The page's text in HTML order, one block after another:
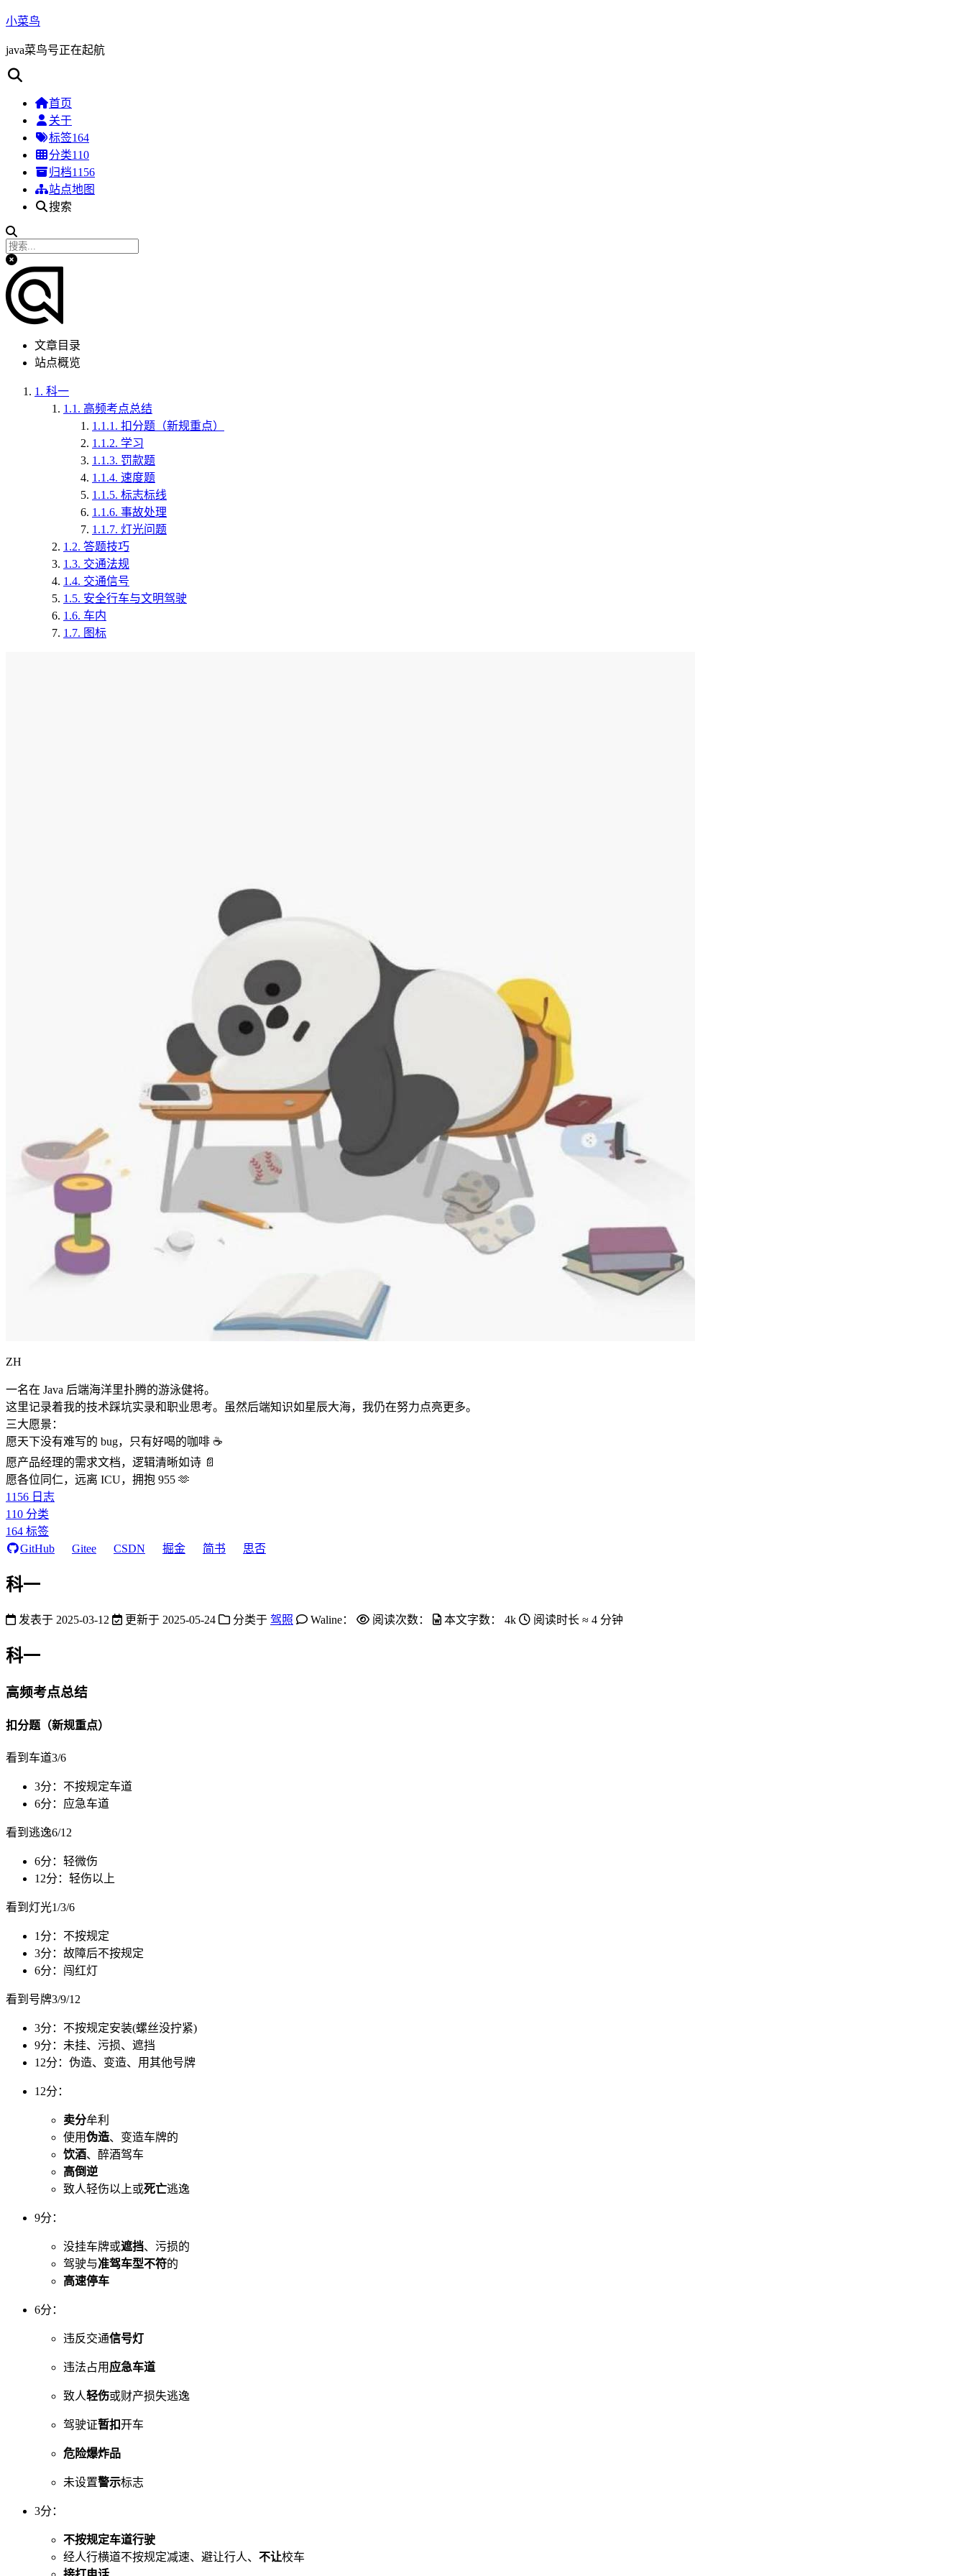
小菜鸟
java菜鸟号正在起航
首页
关于
标签164
分类110
归档1156
站点地图
搜索
文章目录
站点概览
1. 科一
1.1. 高频考点总结
1.1.1. 扣分题（新规重点）
1.1.2. 学习
1.1.3. 罚款题
1.1.4. 速度题
1.1.5. 标志标线
1.1.6. 事故处理
1.1.7. 灯光问题
1.2. 答题技巧
1.3. 交通法规
1.4. 交通信号
1.5. 安全行车与文明驾驶
1.6. 车内
1.7. 图标
ZH
一名在 Java 后端海洋里扑腾的游泳健将。
这里记录着我的技术踩坑实录和职业思考。虽然后端知识如星辰大海，我仍在努力点亮更多。
三大愿景：
愿天下没有难写的 bug，只有好喝的咖啡 ☕️
愿产品经理的需求文档，逻辑清晰如诗 📄
愿各位同仁，远离 ICU，拥抱 955 🫶
1156 日志
110 分类
164 标签
GitHub
Gitee CSDN 掘金 简书 思否
科一
发表于 2025-03-12 更新于 2025-05-24 分类于 驾照 Waline： 阅读次数： 本文字数： 4k 阅读时长 ≈ 4 分钟
科一
高频考点总结
扣分题（新规重点）
看到车道3/6
3分：不按规定车道
6分：应急车道
看到逃逸6/12
6分：轻微伤
12分：轻伤以上
看到灯光1/3/6
1分：不按规定
3分：故障后不按规定
6分：闯红灯
看到号牌3/9/12
3分：不按规定安装(螺丝没拧紧)
9分：未挂、污损、遮挡
12分：伪造、变造、用其他号牌
12分：
卖分牟利
使用伪造、变造车牌的
饮酒、醉酒驾车
高倒逆
致人轻伤以上或死亡逃逸
9分：
没挂车牌或遮挡、污损的
驾驶与准驾车型不符的
高速停车
6分：
违反交通信号灯
违法占用 应急车道
致人轻伤或财产损失逃逸
驾驶证暂扣开车
危险爆炸品
未设置警示标志
3分：
不按规定车道行驶
经人行横道不按规定减速、避让行人、 不让校车